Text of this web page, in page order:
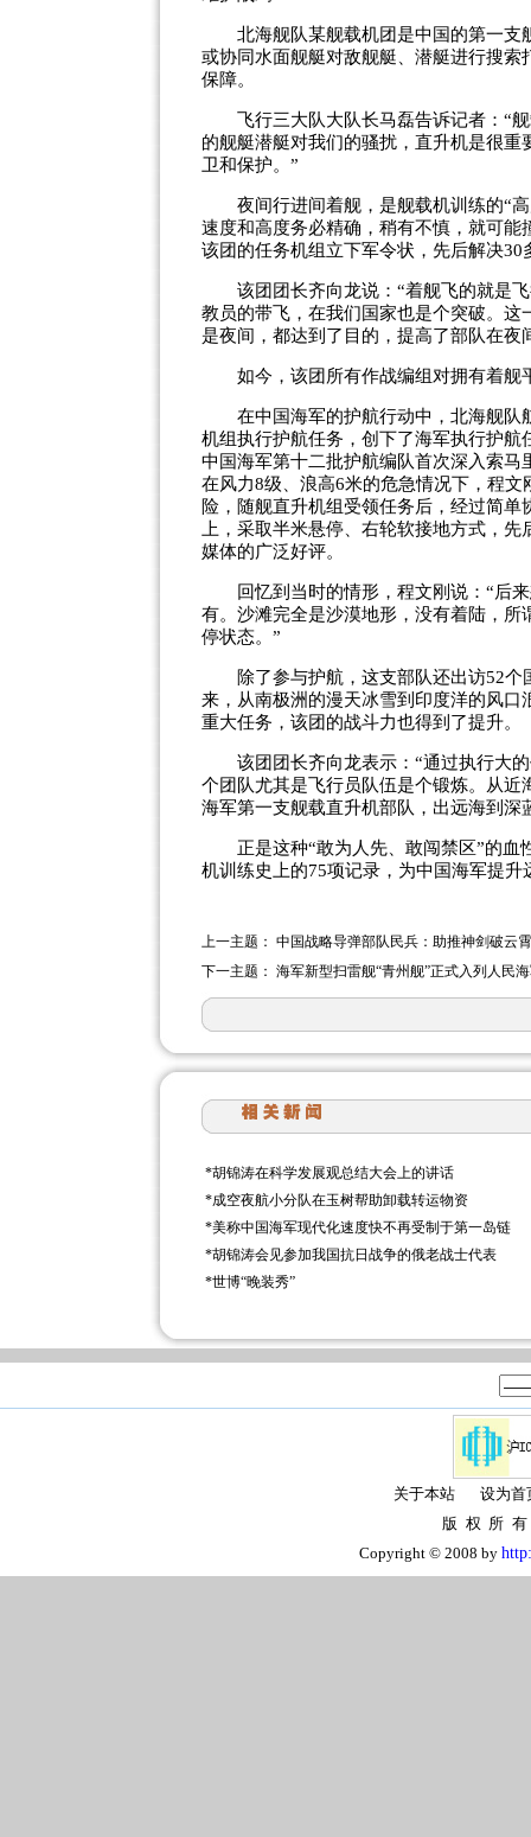
北海舰队某舰载机团是中国的第一支
或协同水面舰艇对敌舰艇、潜艇进行搜
保障。
飞行三大队大队长马磊告诉记者：“舰
的舰艇潜艇对我们的骚扰，直升机是很
卫和保护。”
夜间行进间着舰，是舰载机训练的“高
速度和高度务必精确，稍有不慎，就可
该团的任务机组立下军令状，先后解决30
该团团长齐向龙说：“着舰飞的就是飞
教员的带飞，在我们国家也是个突破。这
是夜间，都达到了目的，提高了部队在夜
如今，该团所有作战编组对拥有着舰
在中国海军的护航行动中，北海舰队
机组执行护航任务，创下了海军执行护航
中国海军第十二批护航编队首次深入索马
在风力8级、浪高6米的危急情况下，程
险，随舰直升机组受领任务后，经过简
上，采取半米悬停、右轮软接地方式，
媒体的广泛好评。
回忆到当时的情形，程文刚说：“后来
有。沙滩完全是沙漠地形，没有着陆，
停状态。”
除了参与护航，这支部队还出访52个
来，从南极洲的漫天冰雪到印度洋的风
重大任务，该团的战斗力也得到了提升。
该团团长齐向龙表示：“通过执行大的
个团队尤其是飞行员队伍是个锻炼。从
海军第一支舰载直升机部队，出远海到深
正是这种“敢为人先、敢闯禁区”的血
机训练史上的75项记录，为中国海军提
上一主题： 中国战略导弹部队民兵：助推神剑破云霄
下一主题： 海军新型扫雷舰“青州舰”正式入列人民
*胡锦涛在科学发展观总结大会上的讲话
*成空夜航小分队在玉树帮助卸载转运物资
*美称中国海军现代化速度快不再受制于第一岛链
*胡锦涛会见参加我国抗日战争的俄老战士代表
*世博“晚装秀”